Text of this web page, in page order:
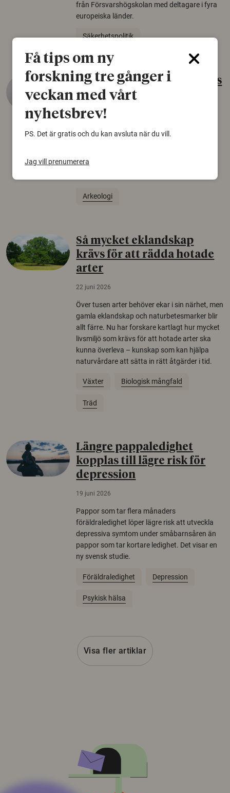
från Försvarshögskolan med deltagare i fyra
europeiska länder.
Säkerhetspolitik
Gammalt skinn var Sveriges
äldsta sko
22 juni 2026
Det som arkeologer länge trodde var en
skomode och beskrivs som mycket ovanligt i
Arkeologi
Så mycket eklandskap
krävs för att rädda hotade
arter
22 juni 2026
Över tusen arter behöver ekar i sin närhet, men
gamla eklandskap och naturbetesmarker blir
allt färre. Nu har forskare kartlagt hur mycket
livsmiljö som krävs för att hotade arter ska
kunna överleva – kunskap som kan hjälpa
naturvårdare att sätta in rätt åtgärder i tid.
Växter Biologisk mångfald
Träd
Längre pappaledighet
kopplas till lägre risk för
depression
19 juni 2026
Pappor som tar flera månaders
föräldraledighet löper lägre risk att utveckla
depressiva symtom under småbarnsåren än
pappor som tar kortare ledighet. Det visar en
ny svensk studie.
Föräldraledighet Depression
Psykisk hälsa
Visa fler artiklar
Få tips om ny
forskning tre gånger i
veckan med vårt
nyhetsbrev!
PS. Det är gratis och du kan avsluta när du vill.
Jag vill prenumerera